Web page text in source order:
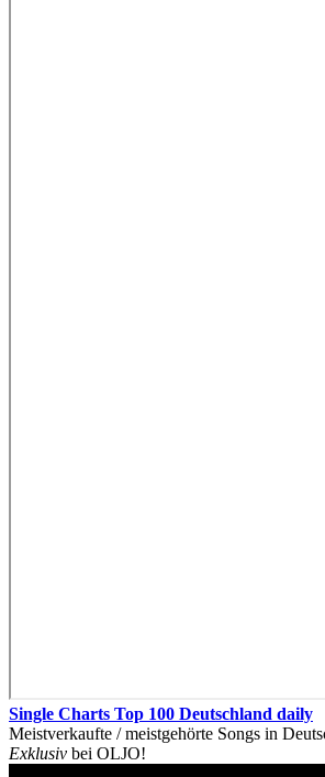
Single Charts Top 100 Deutschland daily
Meistverkaufte / meistgehörte Songs in
Exklusiv bei OLJO!